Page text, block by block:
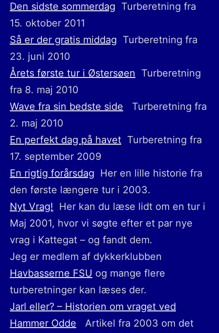
Den sidste sommerdag Turberetning fra
15. oktober 2011
Så er der gratis middag Turberetning fra
23. juni 2010
Årets første tur i Østersøen Turberetning
fra 8. maj 2010
Wave fra sin bedste side Turberetning fra
2. maj 2010
En perfekt dag på havet Turberetning fra
17. september 2009
En rigtig forårsdag Her en lille historie fra
den første længere tur i 2003.
Nyt Vrag! Her kan du læse lidt om en tur i
Maj 2001, hvor vi søgte efter et par nye
vrag i Kattegat – og fandt dem.
Jeg er medlem af dykkerklubben
Havbasserne FSU og mange flere
turberetninger kan læses der.
Jarl eller? – Historien om vraget ved
Hammer Odde Artikel fra 2003 om det